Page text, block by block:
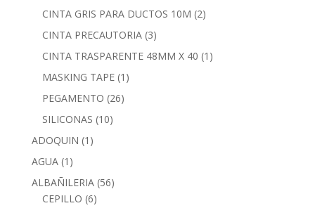
CINTA GRIS PARA DUCTOS 10M (2)
CINTA PRECAUTORIA (3)
CINTA TRASPARENTE 48MM X 40 (1)
MASKING TAPE (1)
PEGAMENTO (26)
SILICONAS (10)
ADOQUIN (1)
AGUA (1)
ALBAÑILERIA (56)
CEPILLO (6)